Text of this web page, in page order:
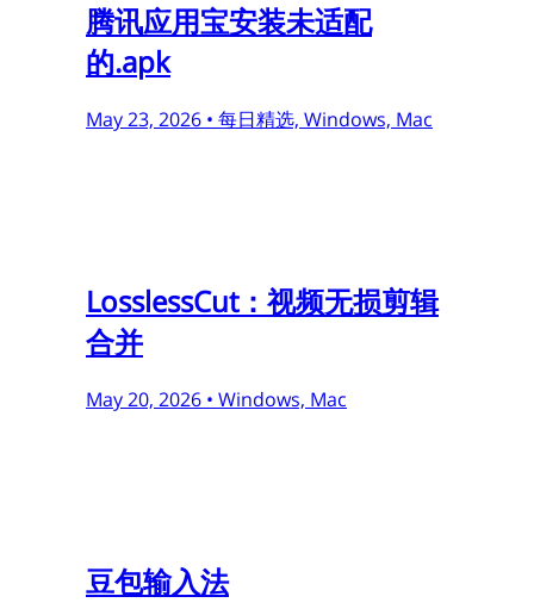
腾讯应用宝安装未适配
的.apk
May 23, 2026 • 每日精选, Windows, Mac
LosslessCut：视频无损剪辑
合并
May 20, 2026 • Windows, Mac
豆包输入法